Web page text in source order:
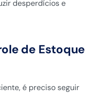
desperdícios e
de Estoque
é preciso seguir